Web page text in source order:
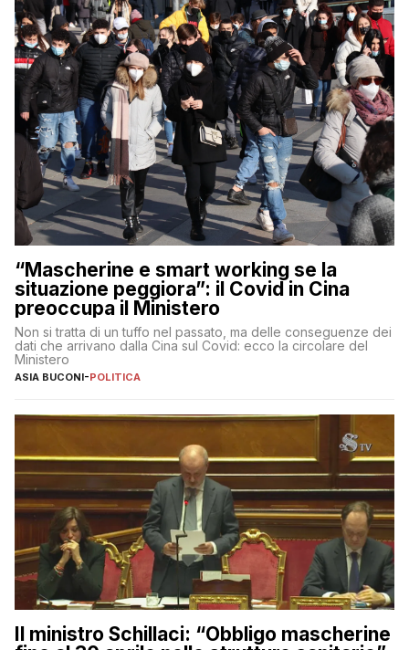
“Mascherine e smart working se la
situazione peggiora”: il Covid in Cina
preoccupa il Ministero
Non si tratta di un tuffo nel passato, ma delle conseguenze dei
dati che arrivano dalla Cina sul Covid: ecco la circolare del
Ministero
ASIA BUCONI-POLITICA
Il ministro Schillaci: “Obbligo mascherine